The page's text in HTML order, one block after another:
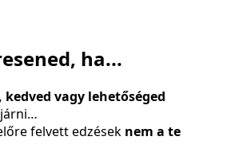
ha...
kedved vagy lehetőséged
felvett edzések nem a te